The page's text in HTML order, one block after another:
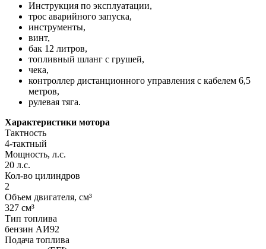
Инструкция по эксплуатации,
трос аварийного запуска,
инструменты,
винт,
бак 12 литров,
топливный шланг с грушей,
чека,
контроллер дистанционного управления с кабелем 6,5
метров,
рулевая тяга.
Характеристики мотора
Тактность
4-тактный
Мощность, л.с.
20 л.с.
Кол-во цилиндров
2
Объем двигателя, см³
327 см³
Тип топлива
бензин АИ92
Подача топлива